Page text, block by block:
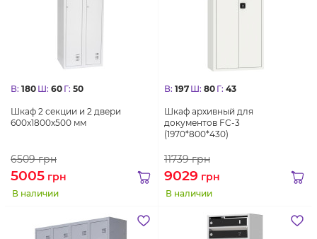
В: 180 Ш: 60 Г: 50
Шкаф 2 секции и 2 двери
600х1800х500 мм
6509грн
5005 грн
В наличии
В: 197 Ш: 80 Г: 43
Шкаф архивный для
документов FC-3
(1970*800*430)
11739грн
9029 грн
В наличии